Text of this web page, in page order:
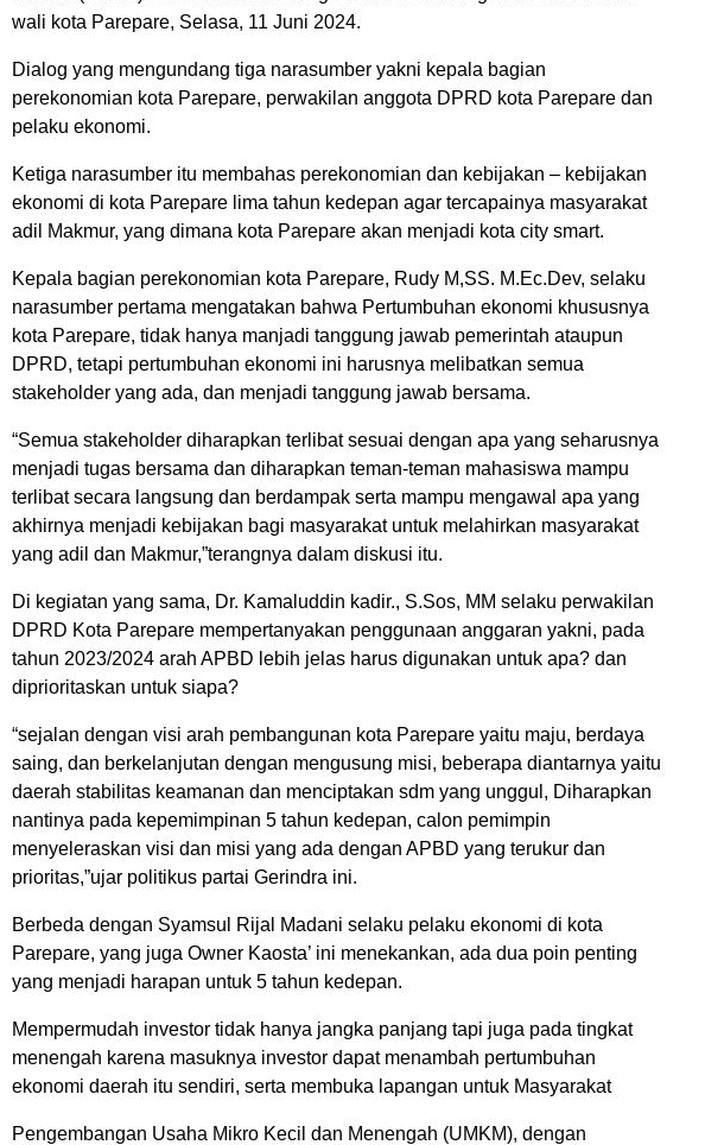
wali kota Parepare, Selasa, 11 Juni 2024.
Dialog yang mengundang tiga narasumber yakni kepala bagian
perekonomian kota Parepare, perwakilan anggota DPRD kota Parepare dan
pelaku ekonomi.
Ketiga narasumber itu membahas perekonomian dan kebijakan – kebijakan
ekonomi di kota Parepare lima tahun kedepan agar tercapainya masyarakat
adil Makmur, yang dimana kota Parepare akan menjadi kota city smart.
Kepala bagian perekonomian kota Parepare, Rudy M,SS. M.Ec.Dev, selaku
narasumber pertama mengatakan bahwa Pertumbuhan ekonomi khususnya
kota Parepare, tidak hanya manjadi tanggung jawab pemerintah ataupun
DPRD, tetapi pertumbuhan ekonomi ini harusnya melibatkan semua
stakeholder yang ada, dan menjadi tanggung jawab bersama.
“Semua stakeholder diharapkan terlibat sesuai dengan apa yang seharusnya
menjadi tugas bersama dan diharapkan teman-teman mahasiswa mampu
terlibat secara langsung dan berdampak serta mampu mengawal apa yang
akhirnya menjadi kebijakan bagi masyarakat untuk melahirkan masyarakat
yang adil dan Makmur,”terangnya dalam diskusi itu.
Di kegiatan yang sama, Dr. Kamaluddin kadir., S.Sos, MM selaku perwakilan
DPRD Kota Parepare mempertanyakan penggunaan anggaran yakni, pada
tahun 2023/2024 arah APBD lebih jelas harus digunakan untuk apa? dan
diprioritaskan untuk siapa?
“sejalan dengan visi arah pembangunan kota Parepare yaitu maju, berdaya
saing, dan berkelanjutan dengan mengusung misi, beberapa diantarnya yaitu
daerah stabilitas keamanan dan menciptakan sdm yang unggul, Diharapkan
nantinya pada kepemimpinan 5 tahun kedepan, calon pemimpin
menyeleraskan visi dan misi yang ada dengan APBD yang terukur dan
prioritas,”ujar politikus partai Gerindra ini.
Berbeda dengan Syamsul Rijal Madani selaku pelaku ekonomi di kota
Parepare, yang juga Owner Kaosta’ ini menekankan, ada dua poin penting
yang menjadi harapan untuk 5 tahun kedepan.
Mempermudah investor tidak hanya jangka panjang tapi juga pada tingkat
menengah karena masuknya investor dapat menambah pertumbuhan
ekonomi daerah itu sendiri, serta membuka lapangan untuk Masyarakat
Pengembangan Usaha Mikro Kecil dan Menengah (UMKM), dengan